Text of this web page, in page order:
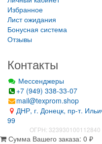
Избранное
Лист ожидания
Бонусная система
Отзывы
Контакты
Мессенджеры
+7 (949) 338-33-07
mail@texprom.shop
ДНР, г. Донецк, пр-т.
99
ОГРН: 323930100112840
Сумма Вашего заказа: 0 ₽